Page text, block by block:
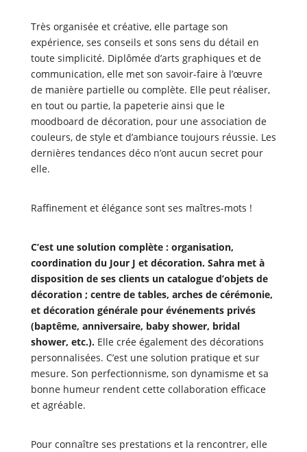
Très organisée et créative, elle partage son
expérience, ses conseils et sons sens du détail en
toute simplicité. Diplômée d’arts graphiques et de
communication, elle met son savoir-faire à l’œuvre
de manière partielle ou complète. Elle peut réaliser,
en tout ou partie, la papeterie ainsi que le
moodboard de décoration, pour une association de
couleurs, de style et d’ambiance toujours réussie. Les
dernières tendances déco n’ont aucun secret pour
elle.
Raffinement et élégance sont ses maîtres-mots !
C’est une solution complète : organisation,
coordination du Jour J et décoration. Sahra met à
disposition de ses clients un catalogue d’objets de
décoration ; centre de tables, arches de cérémonie,
et décoration générale pour événements privés
(baptême, anniversaire, baby shower, bridal
shower, etc.).Elle crée également des décorations
personnalisées. C’est une solution pratique et sur
mesure. Son perfectionnisme, son dynamisme et sa
bonne humeur rendent cette collaboration efficace
et agréable.
Pour connaître ses prestations et la rencontrer, elle